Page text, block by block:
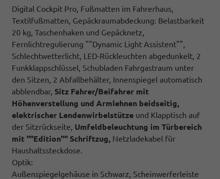
Digital Cockpit Pro, Fußmatten im Fahrerhaus,
Textilfußmatten, Gepäckraumabdeckung: Belastbarkeit
20 kg, Taschenhaken und Gepäcknetz,
Fernlichtregulierung ""Dynamic Light Assistent"",
Schlechtwetterlicht, LED-Rückleuchten abgedunkelt, 2
Funkklappschlüssel, Schubladen Fahrgastraum unter
den Sitzen, 2 Abfallbehälter, Innenspiegel automatisch
abblendbar, Sitz Fahrer/Beifahrer mit
Höhenverstellung und Armlehnen beidseitig,
elektrischer Lendenwirbelstütze und Klapptisch auf
der Sitzrückseite, Umfeldbeleuchtung im Türbereich
mit ""Edition"" Schriftzug, Netzladekabel für
Haushaltssteckdose.
Optik:
Außenspiegelgehäuse in Schwarz, Scheinwerferleiste